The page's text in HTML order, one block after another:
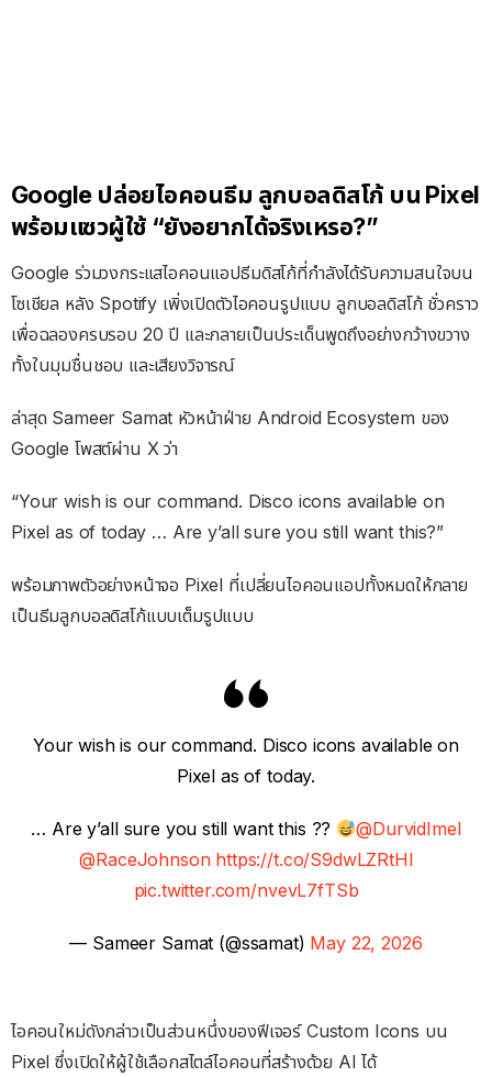
Google ปล่อยไอคอนธีม ลูกบอลดิสโก้ บน Pixel
พร้อมแซวผู้ใช้ “ยังอยากได้จริงเหรอ?”
Google ร่วมวงกระแสไอคอนแอปธีมดิสโก้ที่กำลังได้รับความสนใจบน
โซเชียล หลัง Spotify เพิ่งเปิดตัวไอคอนรูปแบบ ลูกบอลดิสโก้ ชั่วคราว
เพื่อฉลองครบรอบ 20 ปี และกลายเป็นประเด็นพูดถึงอย่างกว้างขวาง
ทั้งในมุมชื่นชอบ และเสียงวิจารณ์
ล่าสุด Sameer Samat หัวหน้าฝ่าย Android Ecosystem ของ
Google โพสต์ผ่าน X ว่า
“Your wish is our command. Disco icons available on
Pixel as of today … Are y’all sure you still want this?”
พร้อมภาพตัวอย่างหน้าจอ Pixel ที่เปลี่ยนไอคอนแอปทั้งหมดให้กลาย
เป็นธีมลูกบอลดิสโก้แบบเต็มรูปแบบ
Your wish is our command. Disco icons available on
Pixel as of today.
… Are y’all sure you still want this ??
@DurvidImel
@RaceJohnson https://t.co/S9dwLZRtHl
pic.twitter.com/nvevL7fTSb
— Sameer Samat (@ssamat) May 22, 2026
ไอคอนใหม่ดังกล่าวเป็นส่วนหนึ่งของฟีเจอร์ Custom Icons บน
Pixel ซึ่งเปิดให้ผู้ใช้เลือกสไตล์ไอคอนที่สร้างด้วย AI ได้